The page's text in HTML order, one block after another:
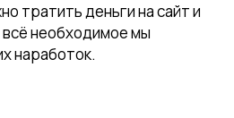
тратить деньги на сайт и
необходимое мы
наработок.